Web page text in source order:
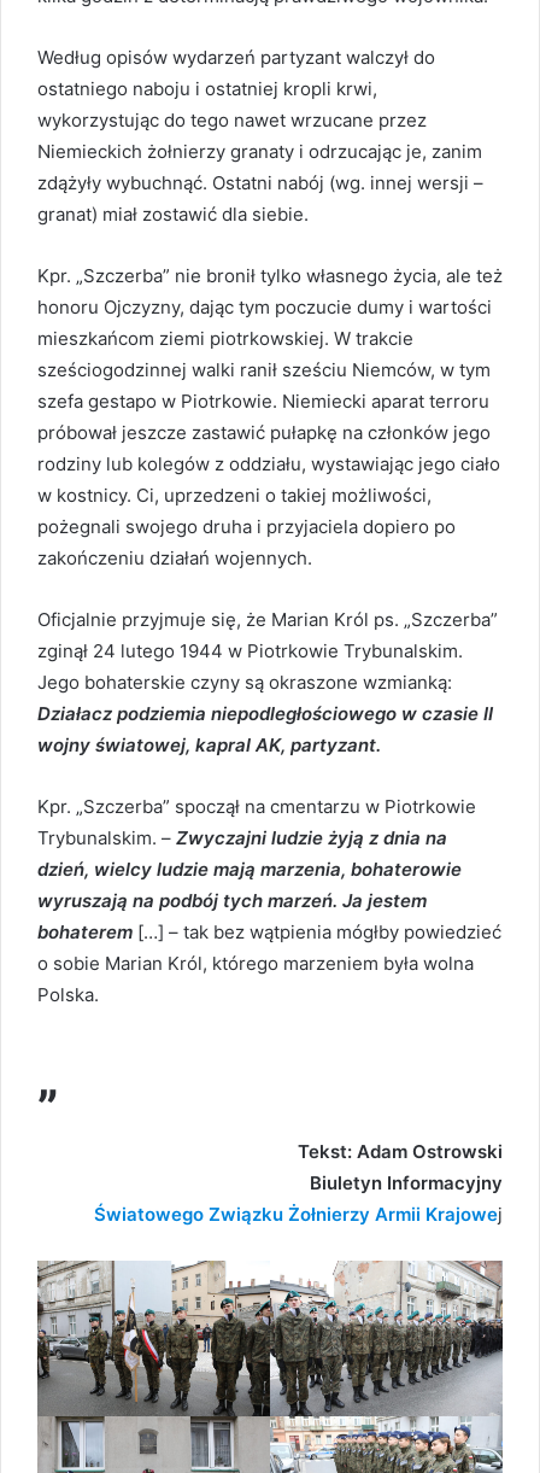
Według opisów wydarzeń partyzant walczył do
ostatniego naboju i ostatniej kropli krwi,
wykorzystując do tego nawet wrzucane przez
Niemieckich żołnierzy granaty i odrzucając je, zanim
zdążyły wybuchnąć. Ostatni nabój (wg. innej wersji –
granat) miał zostawić dla siebie.
Kpr. „Szczerba” nie bronił tylko własnego życia, ale też
honoru Ojczyzny, dając tym poczucie dumy i wartości
mieszkańcom ziemi piotrkowskiej. W trakcie
sześciogodzinnej walki ranił sześciu Niemców, w tym
szefa gestapo w Piotrkowie. Niemiecki aparat terroru
próbował jeszcze zastawić pułapkę na członków jego
rodziny lub kolegów z oddziału, wystawiając jego ciało
w kostnicy. Ci, uprzedzeni o takiej możliwości,
pożegnali swojego druha i przyjaciela dopiero po
zakończeniu działań wojennych.
Oficjalnie przyjmuje się, że Marian Król ps. „Szczerba”
zginął 24 lutego 1944 w Piotrkowie Trybunalskim.
Jego bohaterskie czyny są okraszone wzmianką:
Działacz podziemia niepodległościowego w czasie II
wojny światowej, kapral AK, partyzant.
Kpr. „Szczerba” spoczął na cmentarzu w Piotrkowie
Trybunalskim. – Zwyczajni ludzie żyją z dnia na
dzień, wielcy ludzie mają marzenia, bohaterowie
wyruszają na podbój tych marzeń. Ja jestem
bohaterem […] – tak bez wątpienia mógłby powiedzieć
o sobie Marian Król, którego marzeniem była wolna
Polska.
„
Tekst: Adam Ostrowski
Biuletyn Informacyjny
Światowego Związku Żołnierzy Armii Krajowej